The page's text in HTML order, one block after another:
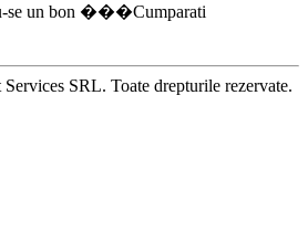
se un bon ���Cumparati
SRL. Toate drepturile rezervate.